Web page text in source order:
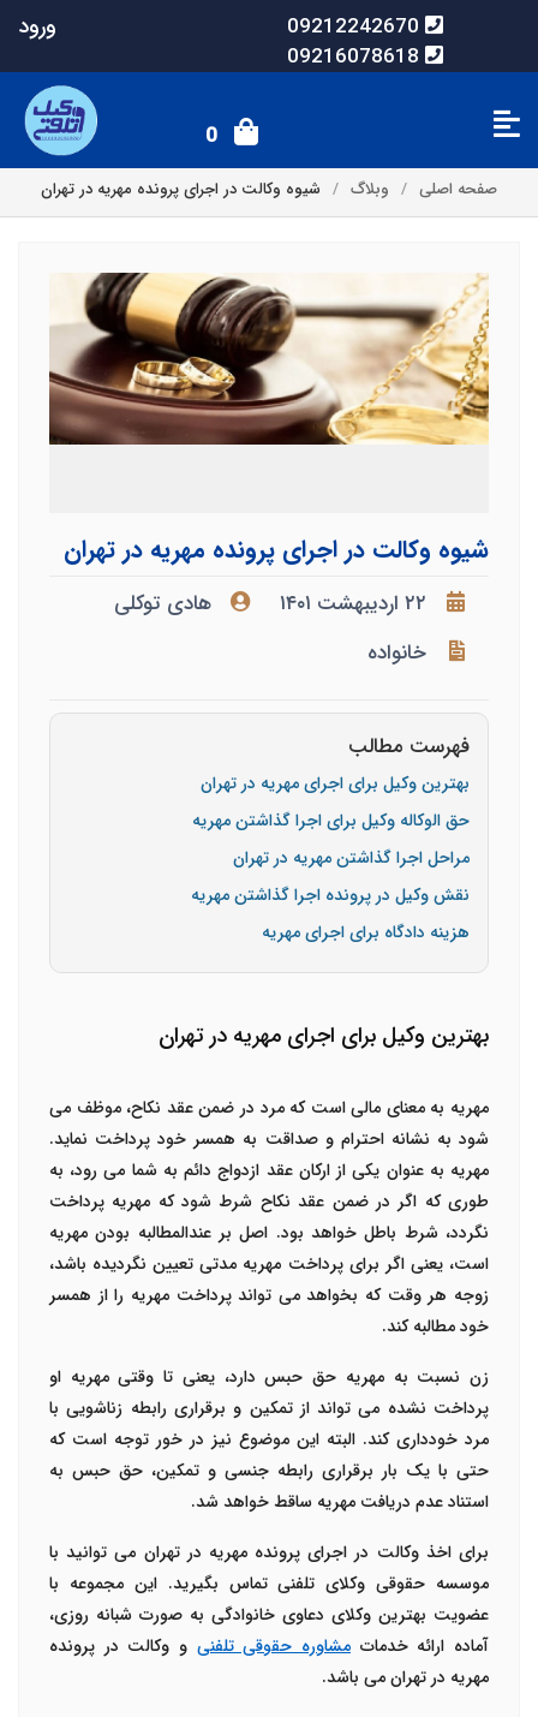
09212242670
09216078618
ورود
0
صفحه اصلی وبلاگ شیوه وکالت در اجرای پرونده مهریه در تهران
شیوه وکالت در اجرای پرونده مهریه در تهران
۲۲ اردیبهشت ۱۴۰۱
هادی توکلی
خانواده
فهرست مطالب
بهترین وکیل برای اجرای مهریه در تهران
حق الوکاله وکیل برای اجرا گذاشتن مهریه
مراحل اجرا گذاشتن مهریه در تهران
نقش وکیل در پرونده اجرا گذاشتن مهریه
هزینه دادگاه برای اجرای مهریه
بهترین وکیل برای اجرای مهریه در تهران
مهریه به معنای مالی است که مرد در ضمن عقد نکاح، موظف می
شود به نشانه احترام و صداقت به همسر خود پرداخت نماید.
مهریه به عنوان یکی از ارکان عقد ازدواج دائم به شما می رود، به
طوری که اگر در ضمن عقد نکاح شرط شود که مهریه پرداخت
نگردد، شرط باطل خواهد بود. اصل بر عندالمطالبه بودن مهریه
است، یعنی اگر برای پرداخت مهریه مدتی تعیین نگردیده باشد،
زوجه هر وقت که بخواهد می تواند پرداخت مهریه را از همسر
خود مطالبه کند.
زن نسبت به مهریه حق حبس دارد، یعنی تا وقتی مهریه او
پرداخت نشده می تواند از تمکین و برقراری رابطه زناشویی با
مرد خودداری کند. البته این موضوع نیز در خور توجه است که
حتی با یک بار برقراری رابطه جنسی و تمکین، حق حبس به
استناد عدم دریافت مهریه ساقط خواهد شد.
برای اخذ وکالت در اجرای پرونده مهریه در تهران می توانید با
موسسه حقوقی وکلای تلفنیتماس بگیرید. این مجموعه با
عضویت بهترین وکلای دعاوی خانوادگی به صورت شبانه روزی،
آماده ارائه خدمات مشاوره حقوقی تلفنی و وکالت در پرونده
مهریه در تهرانمی باشد.